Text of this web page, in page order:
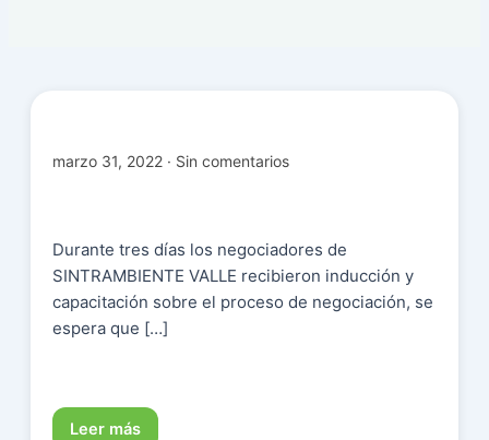
marzo 31, 2022 · Sin comentarios
Durante tres días los negociadores de
SINTRAMBIENTE VALLE recibieron inducción y
capacitación sobre el proceso de negociación, se
espera que […]
Leer más